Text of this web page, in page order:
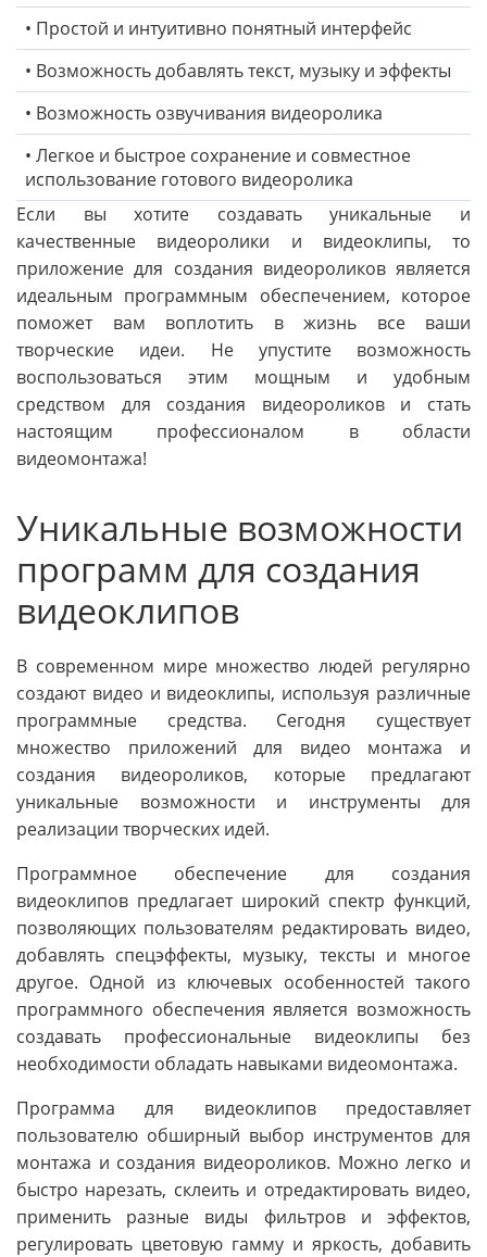
• Простой и интуитивно понятный интерфейс
• Возможность добавлять текст, музыку и эффекты
• Возможность озвучивания видеоролика
• Легкое и быстрое сохранение и совместное
использование готового видеоролика
Если вы хотите создавать уникальные и
качественные видеоролики и видеоклипы, то
приложение для создания видеороликов является
идеальным программным обеспечением, которое
поможет вам воплотить в жизнь все ваши
творческие идеи. Не упустите возможность
воспользоваться этим мощным и удобным
средством для создания видеороликов и стать
настоящим профессионалом в области
видеомонтажа!
Уникальные возможности
программ для создания
видеоклипов
В современном мире множество людей регулярно
создают видео и видеоклипы, используя различные
программные средства. Сегодня существует
множество приложений для видео монтажа и
создания видеороликов, которые предлагают
уникальные возможности и инструменты для
реализации творческих идей.
Программное обеспечение для создания
видеоклипов предлагает широкий спектр функций,
позволяющих пользователям редактировать видео,
добавлять спецэффекты, музыку, тексты и многое
другое. Одной из ключевых особенностей такого
программного обеспечения является возможность
создавать профессиональные видеоклипы без
необходимости обладать навыками видеомонтажа.
Программа для видеоклипов предоставляет
пользователю обширный выбор инструментов для
монтажа и создания видеороликов. Можно легко и
быстро нарезать, склеить и отредактировать видео,
применить разные виды фильтров и эффектов,
регулировать цветовую гамму и яркость, добавить